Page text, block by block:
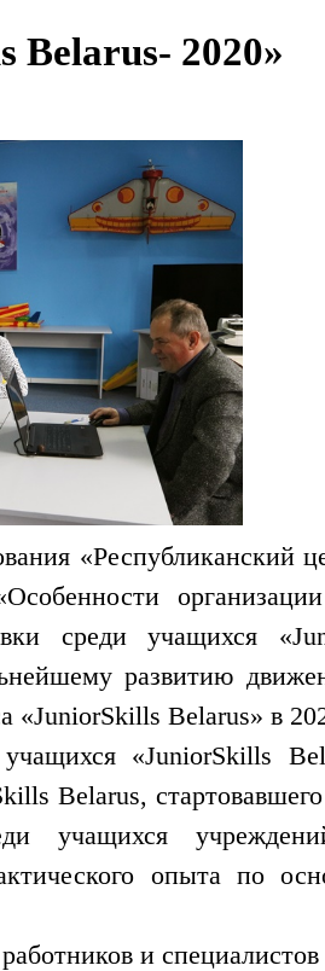
Belarus- 2020»
«Республиканский
среди учащихся
развитию
«JuniorSkills Belarus» в
«JuniorSkills
Belarus,
учащихся
опыта по
и